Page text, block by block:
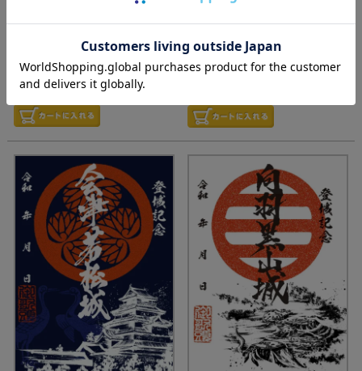
単品でご注文の方はこちらから
どうぞ！
『墨城印』戦国魂オリジナルの
「御城印」
単品でご注文の方はこちらから